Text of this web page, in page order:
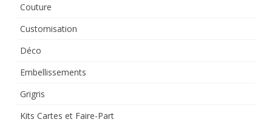
Couture
Customisation
Déco
Embellissements
Grigris
Kits Cartes et Faire-Part